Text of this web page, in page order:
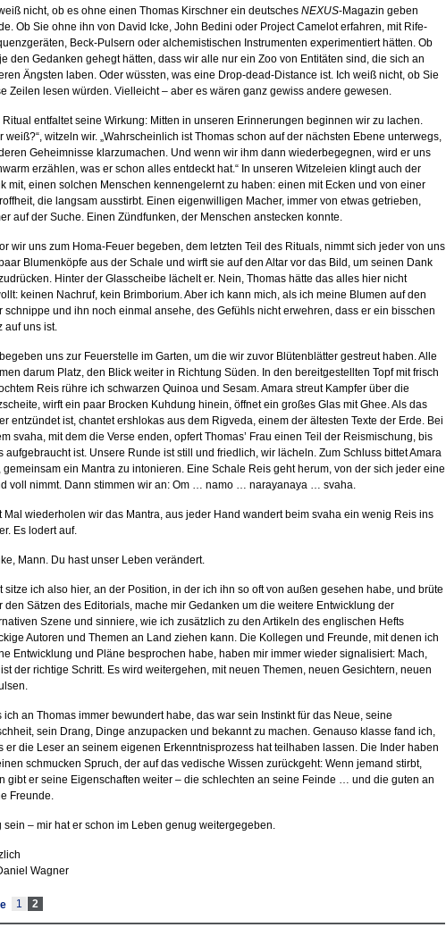
nicht, ob es ohne einen Thomas Kirschner ein deutsches NEXUS-Magazin geben
Ob Sie ohne ihn von David Icke, John Bedini oder Project Camelot erfahren, mit Rife-
Beck-Pulsern oder alchemistischen Instrumenten experimentiert hätten. Ob
den Gedanken gehegt hätten, dass wir alle nur ein Zoo von Entitäten sind, die sich an
Ängsten laben. Oder wüssten, was eine Drop-dead-Distance ist. Ich weiß nicht, ob Sie
Zeilen lesen würden. Vielleicht – aber es wären ganz gewiss andere gewesen.
Ritual entfaltet seine Wirkung: Mitten in unseren Erinnerungen beginnen wir zu lachen.
weiß?“, witzeln wir. „Wahrscheinlich ist Thomas schon auf der nächsten Ebene unterwegs,
Geheimnisse klarzumachen. Und wenn wir ihm dann wiederbegegnen, wird er uns
erzählen, was er schon alles entdeckt hat.“ In unseren Witzeleien klingt auch der
mit, einen solchen Menschen kennengelernt zu haben: einen mit Ecken und von einer
die langsam ausstirbt. Einen eigenwilligen Macher, immer von etwas getrieben,
auf der Suche. Einen Zündfunken, der Menschen anstecken konnte.
wir uns zum Homa-Feuer begeben, dem letzten Teil des Rituals, nimmt sich jeder von uns
Blumenköpfe aus der Schale und wirft sie auf den Altar vor das Bild, um seinen Dank
Hinter der Glasscheibe lächelt er. Nein, Thomas hätte das alles hier nicht
keinen Nachruf, kein Brimborium. Aber ich kann mich, als ich meine Blumen auf den
schnippe und ihn noch einmal ansehe, des Gefühls nicht erwehren, dass er ein bisschen
auf uns ist.
uns zur Feuerstelle im Garten, um die wir zuvor Blütenblätter gestreut haben. Alle
darum Platz, den Blick weiter in Richtung Süden. In den bereitgestellten Topf mit frisch
Reis rühre ich schwarzen Quinoa und Sesam. Amara streut Kampfer über die
wirft ein paar Brocken Kuhdung hinein, öffnet ein großes Glas mit Ghee. Als das
entzündet ist, chantet ershlokas aus dem Rigveda, einem der ältesten Texte der Erde. Bei
svaha, mit dem die Verse enden, opfert Thomas’ Frau einen Teil der Reismischung, bis
aufgebraucht ist. Unsere Runde ist still und friedlich, wir lächeln. Zum Schluss bittet Amara
gemeinsam ein Mantra zu intonieren. Eine Schale Reis geht herum, von der sich jeder eine
voll nimmt. Dann stimmen wir an: Om … namo … narayanaya … svaha.
Mal wiederholen wir das Mantra, aus jeder Hand wandert beim svaha ein wenig Reis ins
Es lodert auf.
Mann. Du hast unser Leben verändert.
sitze ich also hier, an der Position, in der ich ihn so oft von außen gesehen habe, und brüte
den Sätzen des Editorials, mache mir Gedanken um die weitere Entwicklung der
Szene und sinniere, wie ich zusätzlich zu den Artikeln des englischen Hefts
Autoren und Themen an Land ziehen kann. Die Kollegen und Freunde, mit denen ich
Entwicklung und Pläne besprochen habe, haben mir immer wieder signalisiert: Mach,
der richtige Schritt. Es wird weitergehen, mit neuen Themen, neuen Gesichtern, neuen
ich an Thomas immer bewundert habe, das war sein Instinkt für das Neue, seine
sein Drang, Dinge anzupacken und bekannt zu machen. Genauso klasse fand ich,
er die Leser an seinem eigenen Erkenntnisprozess hat teilhaben lassen. Die Inder haben
schmucken Spruch, der auf das vedische Wissen zurückgeht: Wenn jemand stirbt,
gibt er seine Eigenschaften weiter – die schlechten an seine Feinde … und die guten an
Freunde.
sein – mir hat er schon im Leben genug weitergegeben.
Wagner
1 2